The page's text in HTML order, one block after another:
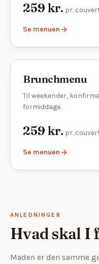
259 kr. pr.
Se menuen
Brunchmenu
Til weekender,
formiddage.
259 kr. pr.
Se menuen
ANLEDNINGER
Hvad skal I
Maden er den samme